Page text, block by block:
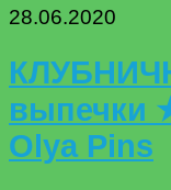
28.06.2020
выпечки
Olya Pins